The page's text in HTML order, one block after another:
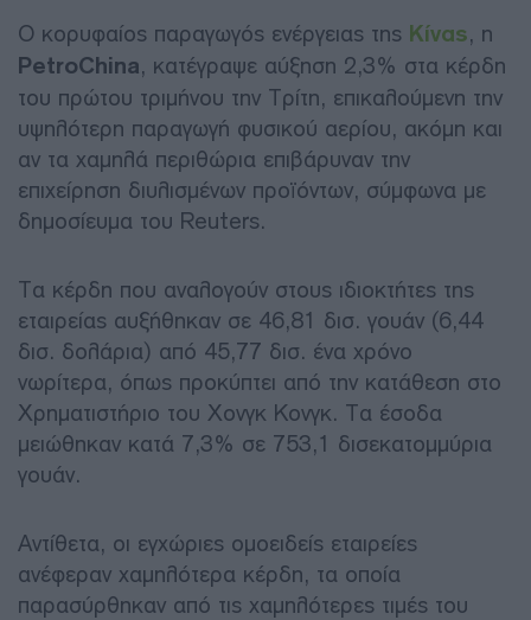
Ο κορυφαίος παραγωγός ενέργειας της Κίνας, η
PetroChina, κατέγραψε αύξηση 2,3% στα κέρδη
του πρώτου τριμήνου την Τρίτη, επικαλούμενη την
υψηλότερη παραγωγή φυσικού αερίου, ακόμη και
αν τα χαμηλά περιθώρια επιβάρυναν την
επιχείρηση διυλισμένων προϊόντων, σύμφωνα με
δημοσίευμα του Reuters.
Τα κέρδη που αναλογούν στους ιδιοκτήτες της
εταιρείας αυξήθηκαν σε 46,81 δισ. γουάν (6,44
δισ. δολάρια) από 45,77 δισ. ένα χρόνο
νωρίτερα, όπως προκύπτει από την κατάθεση στο
Χρηματιστήριο του Χονγκ Κονγκ. Τα έσοδα
μειώθηκαν κατά 7,3% σε 753,1 δισεκατομμύρια
γουάν.
Αντίθετα, οι εγχώριες ομοειδείς εταιρείες
ανέφεραν χαμηλότερα κέρδη, τα οποία
παρασύρθηκαν από τις χαμηλότερες τιμές του